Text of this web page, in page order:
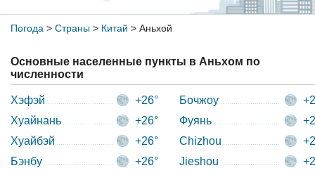
Погода > Страны> Китай > Аньхой
Основные населенные пункты в Аньхом по
численности
Хэфэй
+26°
Хуайнань
+26°
Хуайбэй
+26°
Бэнбу
+26°
Бочжоу
Фуянь
Chizhou
Jieshou